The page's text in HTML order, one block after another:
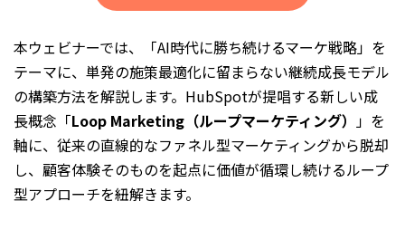
本ウェビナーでは、「AI時代に勝ち続けるマーケ戦略」を
テーマに、単発の施策最適化に留まらない継続成長モデル
の構築方法を解説します。HubSpotが提唱する新しい成
長概念「Loop Marketing（ループマーケティング） 」を
軸に、従来の直線的なファネル型マーケティングから脱却
し、顧客体験そのものを起点に価値が循環し続けるループ
型アプローチを紐解きます。